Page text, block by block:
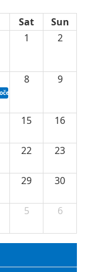
Sat
Sun
neprofitnim
1 2
za
vodne infrastrukture u
izgradnje nove
8 9
15 16
22 23
29 30
5 6